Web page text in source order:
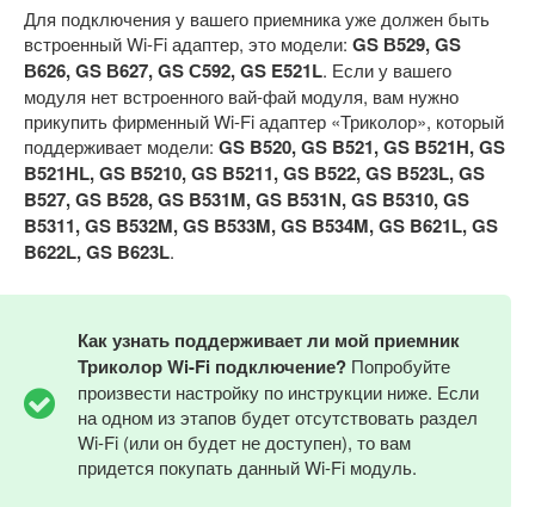
Для подключения у вашего приемника уже должен быть
встроенный Wi-Fi адаптер, это модели: GS В529, GS
В626, GS В627, GS С592, GS E521L. Если у вашего
модуля нет встроенного вай-фай модуля, вам нужно
прикупить фирменный Wi-Fi адаптер «Триколор», который
поддерживает модели: GS B520, GS B521, GS B521H, GS
B521HL, GS B5210, GS B5211, GS B522, GS B523L, GS
B527, GS B528, GS B531M, GS B531N, GS B5310, GS
B5311, GS B532M, GS B533M, GS B534M, GS B621L, GS
B622L, GS B623L.
Как узнать поддерживает ли мой приемник
Триколор Wi-Fi подключение? Попробуйте
произвести настройку по инструкции ниже. Если
на одном из этапов будет отсутствовать раздел
Wi-Fi (или он будет не доступен), то вам
придется покупать данный Wi-Fi модуль.